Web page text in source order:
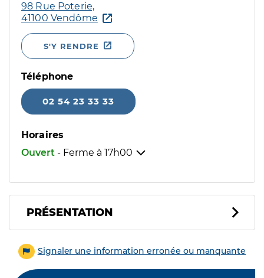
98 Rue Poterie,
41100 Vendôme
S'Y RENDRE
Téléphone
02 54 23 33 33
Horaires
Ouvert - Ferme à 17h00
PRÉSENTATION
Signaler une information erronée ou manquante